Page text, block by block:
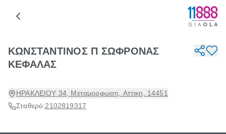
ΚΩΝΣΤΑΝΤΙΝΟΣ Π ΣΩΦΡΟΝΑΣ
ΚΕΦΑΛΑΣ
ΗΡΑΚΛΕΙΟΥ 34, Μεταμορφωση, Αττικη, 14451
Σταθερό:2102819317